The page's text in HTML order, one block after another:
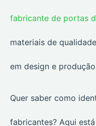
fabricante de portas
materiais de
em design e
Quer saber como
fabricantes? Aqui